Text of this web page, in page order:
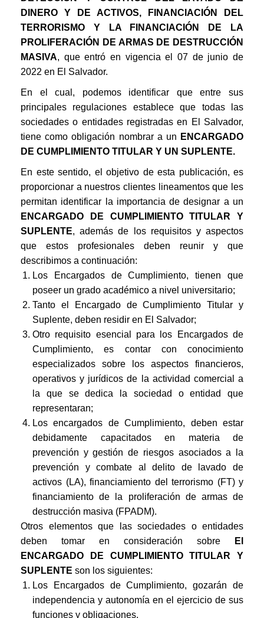
DINERO Y DE ACTIVOS, FINANCIACIÓN DEL
TERRORISMO Y LA FINANCIACIÓN DE LA
PROLIFERACIÓN DE ARMAS DE DESTRUCCIÓN
MASIVA, que entró en vigencia el 07 de junio de
2022 en El Salvador.
En el cual, podemos identificar que entre sus
principales regulaciones establece que todas las
sociedades o entidades registradas en El Salvador,
tiene como obligación nombrar a un ENCARGADO
DE CUMPLIMIENTO TITULAR Y UN SUPLENTE.
En este sentido, el objetivo de esta publicación, es
proporcionar a nuestros clientes lineamentos que les
permitan identificar la importancia de designar a un
ENCARGADO DE CUMPLIMIENTO TITULAR Y
SUPLENTE, además de los requisitos y aspectos
que estos profesionales deben reunir y que
describimos a continuación:
Los Encargados de Cumplimiento, tienen que
poseer un grado académico a nivel universitario;
Tanto el Encargado de Cumplimiento Titular y
Suplente, deben residir en El Salvador;
Otro requisito esencial para los Encargados de
Cumplimiento, es contar con conocimiento
especializados sobre los aspectos financieros,
operativos y jurídicos de la actividad comercial a
la que se dedica la sociedad o entidad que
representaran;
Los encargados de Cumplimiento, deben estar
debidamente capacitados en materia de
prevención y gestión de riesgos asociados a la
prevención y combate al delito de lavado de
activos (LA), financiamiento del terrorismo (FT) y
financiamiento de la proliferación de armas de
destrucción masiva (FPADM).
Otros elementos que las sociedades o entidades
deben tomar en consideración sobre
El
ENCARGADO DE CUMPLIMIENTO TITULAR Y
SUPLENTE son los siguientes:
Los Encargados de Cumplimiento, gozarán de
independencia y autonomía en el ejercicio de sus
funciones y obligaciones.